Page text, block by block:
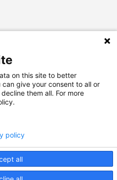
Brasil-Alemanha
byagência ili
falcotec
on this site to better
give your consent to all or
them all. For more
all
policy